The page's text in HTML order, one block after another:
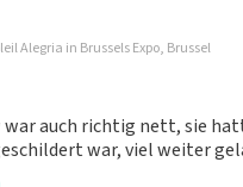
in Ordnung
Alegria in Brussels Expo, Brussel
auch richtig nett, sie
war, viel weiter